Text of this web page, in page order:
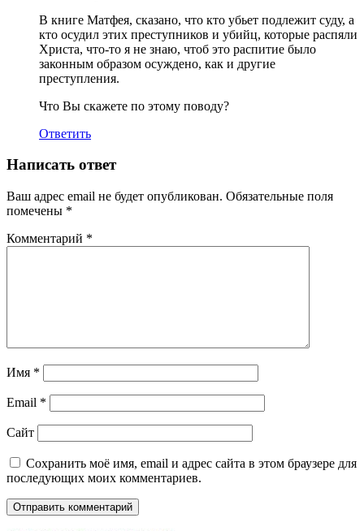
В книге Матфея, сказано, что кто убьет подлежит суду, а
кто осудил этих преступников и убийц, которые распяли
Христа, что-то я не знаю, чтоб это распитие было
законным образом осуждено, как и другие
преступления.
Что Вы скажете по этому поводу?
Ответить
Написать ответ
Ваш адрес email не будет опубликован. Обязательные поля
помечены *
Комментарий *
Имя *
Email *
Сайт
Сохранить моё имя, email и адрес сайта в этом браузере для
последующих моих комментариев.